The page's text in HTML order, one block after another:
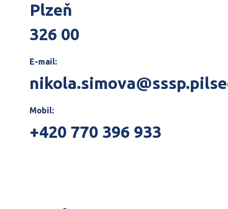
Plzeň
326 00
E-mail:
Mobil:
+420 770 396 933